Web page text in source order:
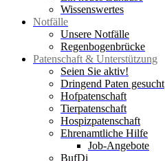
Wissenswertes
Notfälle
Unsere Notfälle
Regenbogenbrücke
Patenschaft & Unterstützung
Seien Sie aktiv!
Dringend Paten gesucht
Hofpatenschaft
Tierpatenschaft
Hospizpatenschaft
Ehrenamtliche Hilfe
Job-Angebote
BufDi